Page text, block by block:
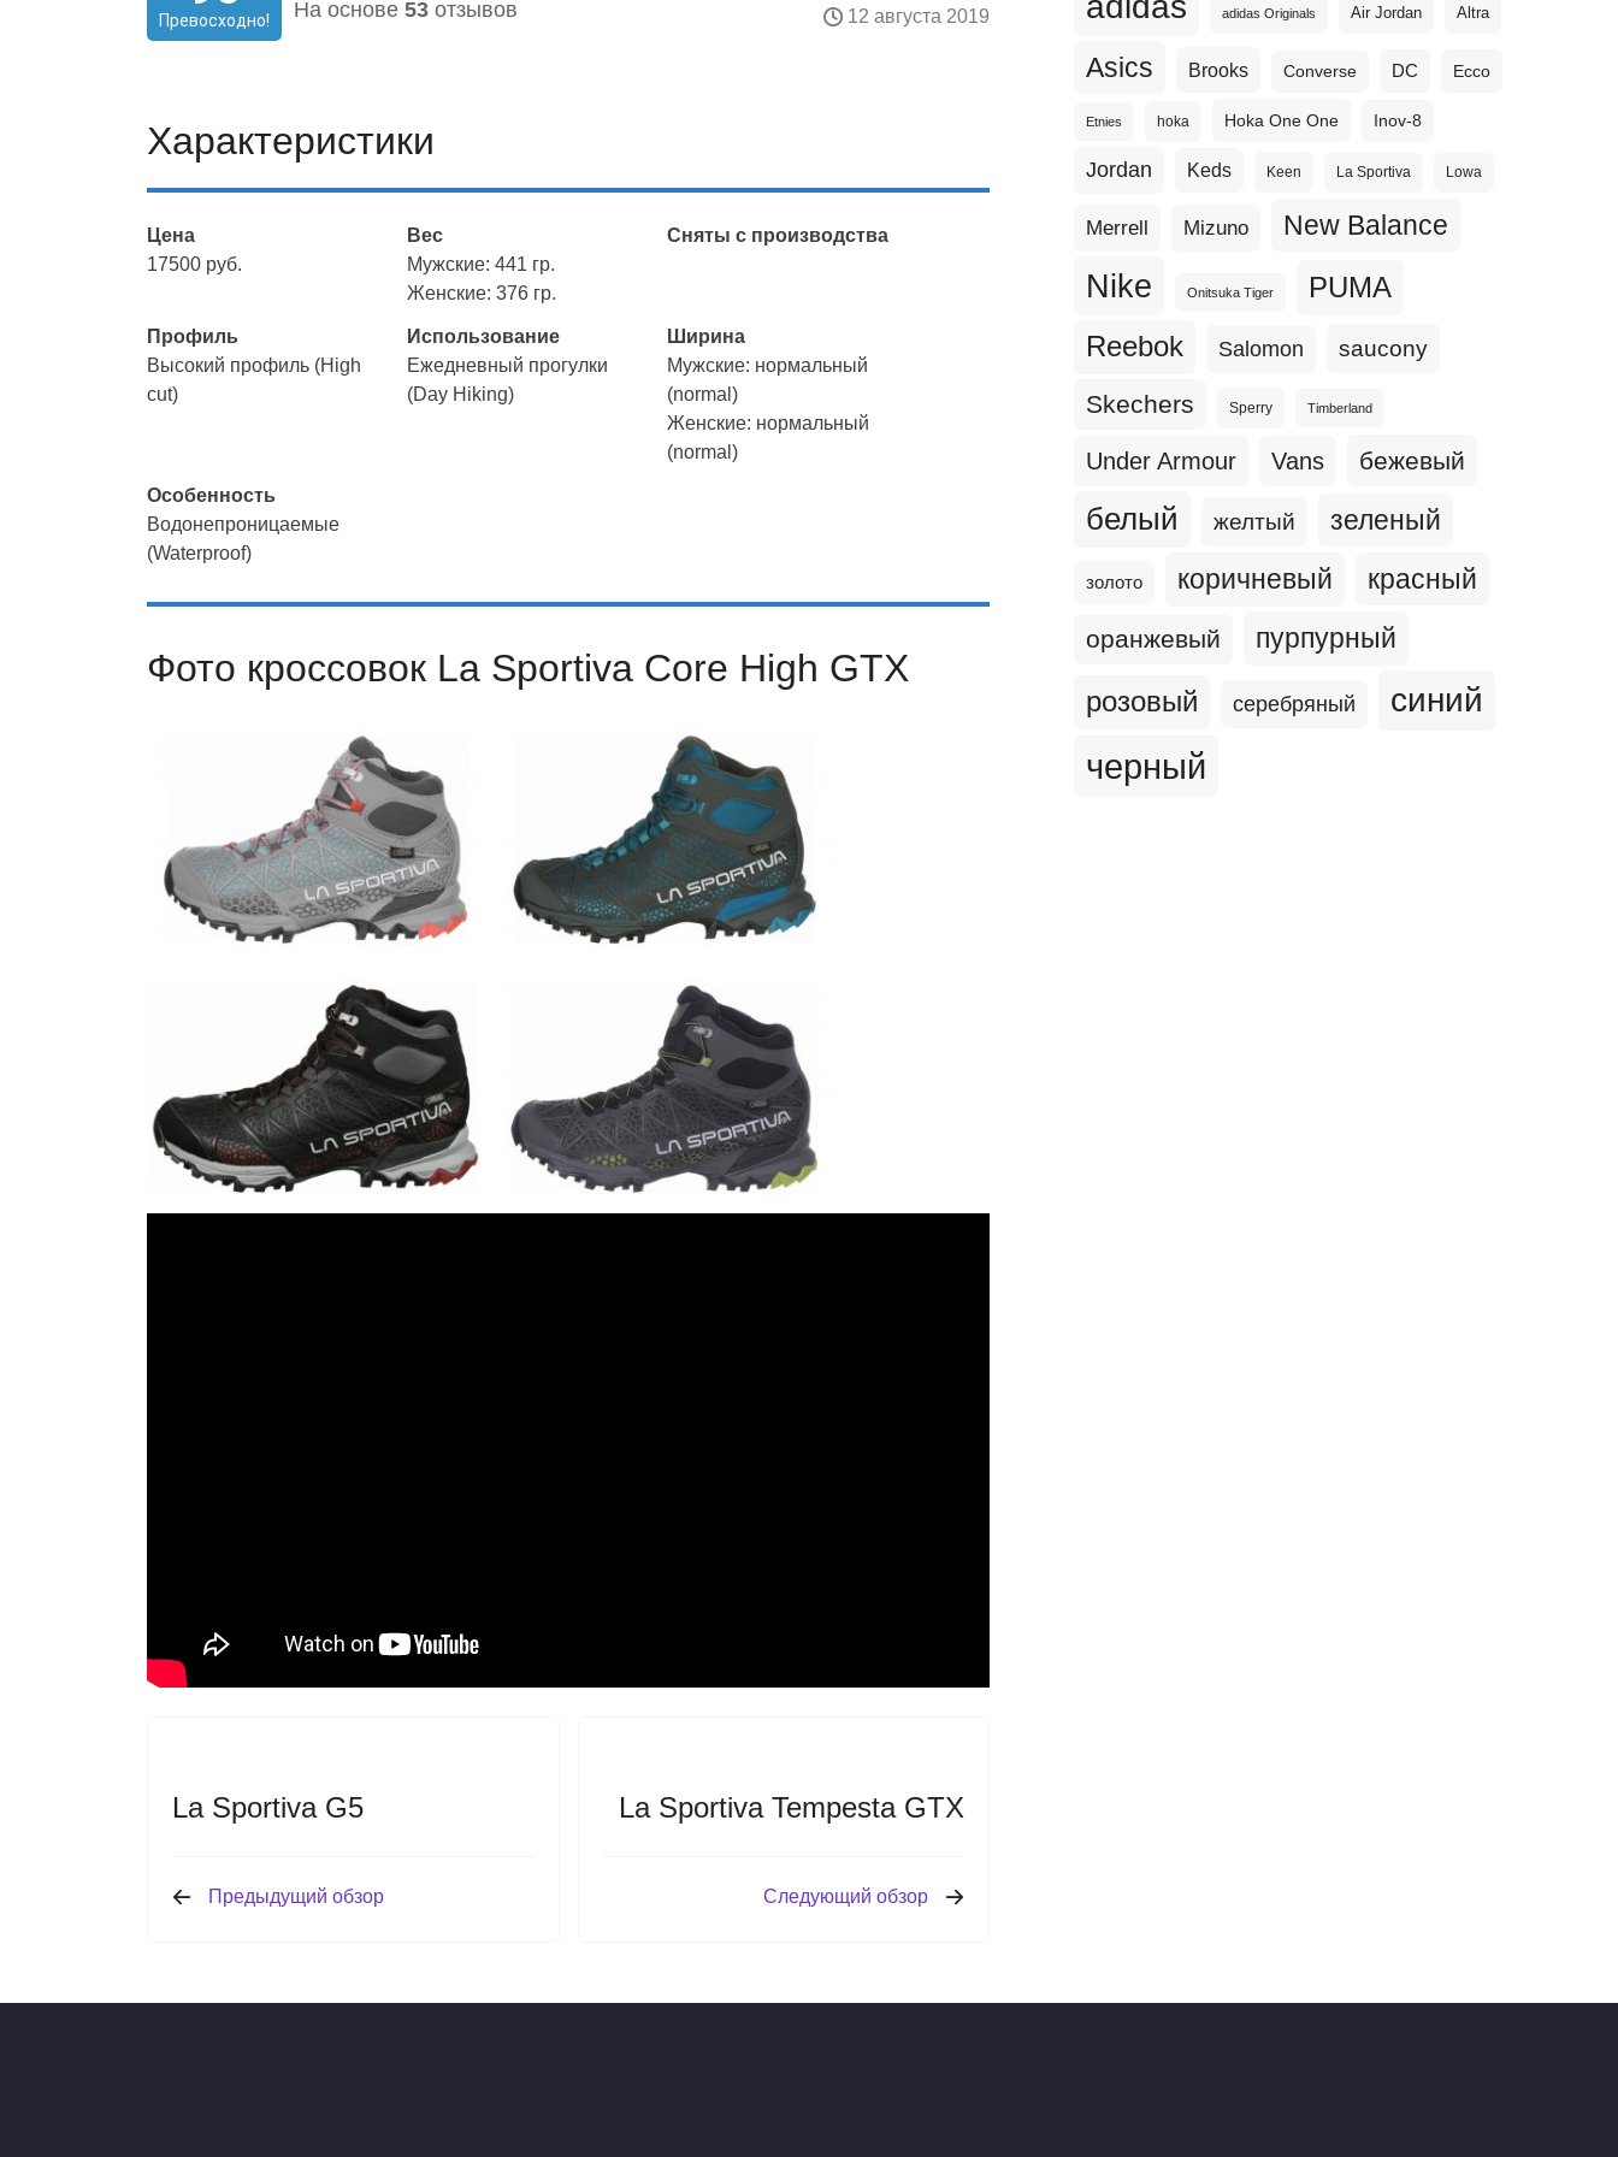
Превосходно! На основе 53 отзывов 12 августа 2019
Характеристики
Цена
17500 руб.
Вес
Мужские: 441 гр.
Женские: 376 гр.
Сняты с производства
Профиль
Высокий профиль (High
cut)
Использование
Ежедневный прогулки
(Day Hiking)
Ширина
Мужские: нормальный
(normal)
Женские: нормальный
(normal)
Особенность
Водонепроницаемые
(Waterproof)
Фото кроссовок La Sportiva Core High GTX
La Sportiva G5
Предыдущий обзор
La Sportiva Tempesta GTX
Следующий обзор
adidas Originals Air Jordan Altra
Asics Brooks Converse DC Ecco
Etnies hoka Hoka One One Inov-8
Jordan Keds Keen La Sportiva Lowa
Merrell Mizuno New Balance
Nike Onitsuka Tiger PUMA
Reebok Salomon saucony
Skechers Sperry Timberland
Under Armour Vans бежевый
белый желтый зеленый
золото коричневый красный
оранжевый пурпурный
розовый серебряный синий
черный